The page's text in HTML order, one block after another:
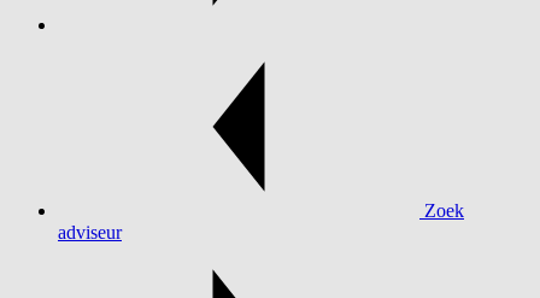
Zoek
adviseur